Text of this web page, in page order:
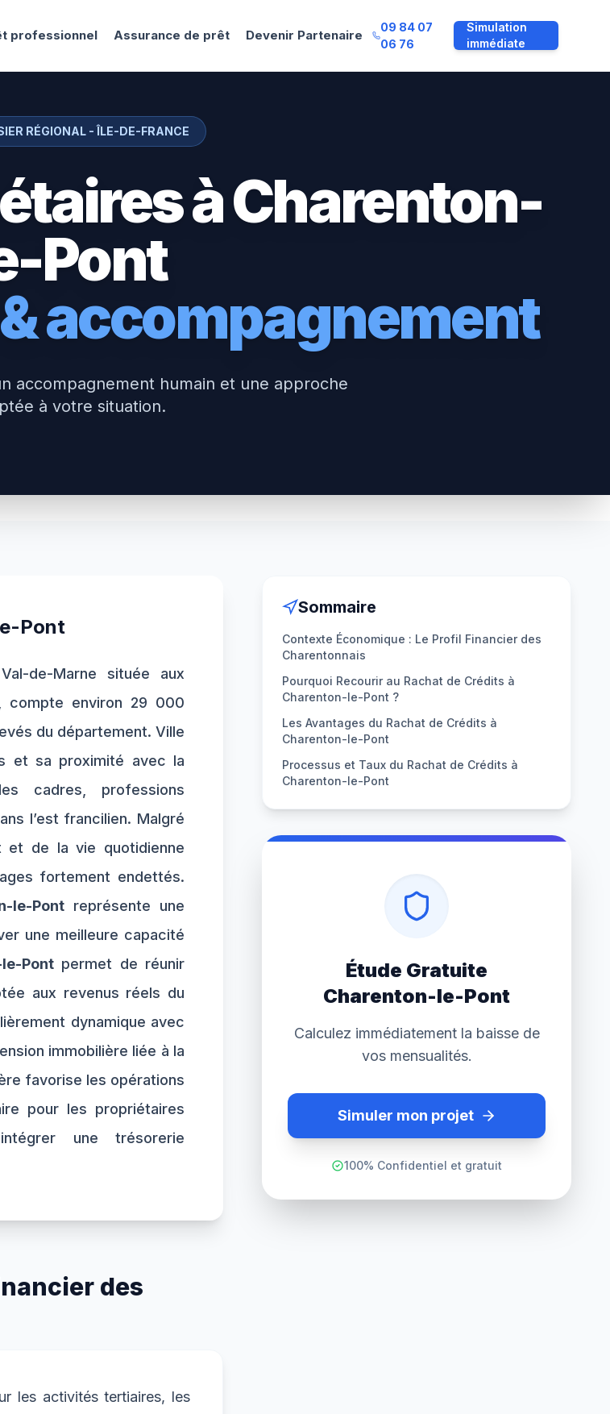
professionnel Assurance de prêt Devenir Partenaire
09 84 07
06 76
Simulation
immédiate
RÉGIONAL -ÎLE-DE-FRANCE
àCharenton-
Pont
accompagnement
accompagnement humain et une approche
à votre situation.
Pont
de-Marne située aux
compte environ 29 000
du département. Ville
et sa proximité avec la
cadres, professions
l’est francilien. Malgré
et de la vie quotidienne
fortement endettés.
le-Pontreprésente une
une meilleure capacité
Pontpermet de réunir
aux revenus réels du
dynamique avec
immobilière liée à la
favorise les opérations
pour les propriétaires
une trésorerie
des
les activités tertiaires, les
Sommaire
Contexte Économique : Le Profil Financier des
Charentonnais
Pourquoi Recourir au Rachat de Crédits à
Charenton-le-Pont ?
Les Avantages du Rachat de Crédits à
Charenton-le-Pont
Processus et Taux du Rachat de Crédits à
Charenton-le-Pont
Étude Gratuite
Charenton-le-Pont
Calculez immédiatement la baisse de
vos mensualités.
Simuler mon projet
100% Confidentiel et gratuit